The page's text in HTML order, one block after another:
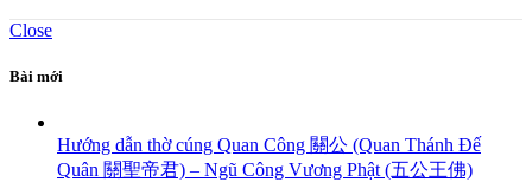
Close
Bài mới
Hướng dẫn thờ cúng Quan Công 關公 (Quan Thánh Đế
Quân 關聖帝君) – Ngũ Công Vương Phật (五公王佛)